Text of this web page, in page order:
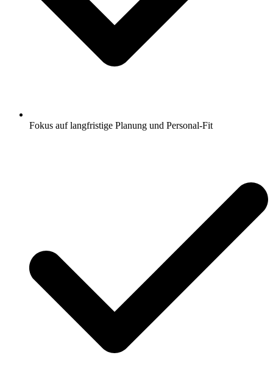
Fokus auf langfristige Planung und Personal-Fit